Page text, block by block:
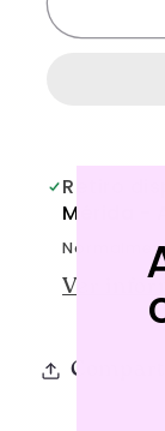
KONG
Retiro
Mérida -
Ver